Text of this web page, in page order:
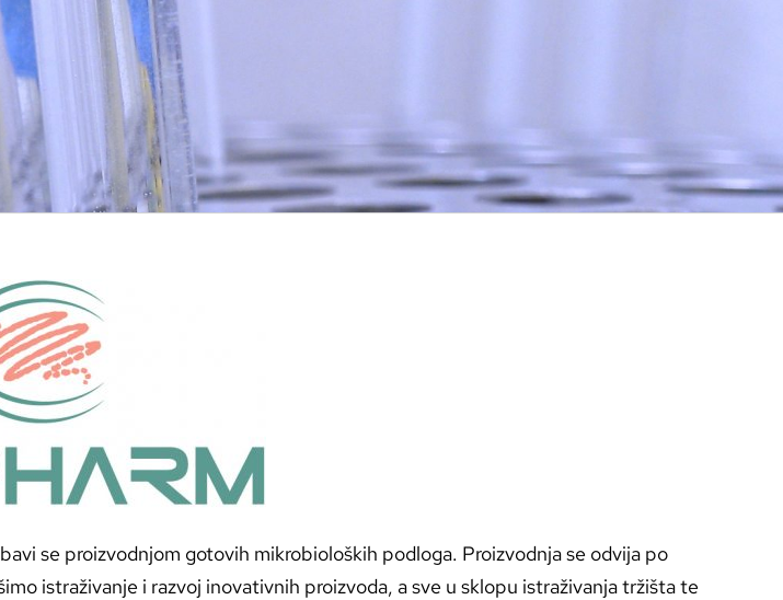
se proizvodnjom gotovih mikrobioloških podloga. Proizvodnja se odvija po
istraživanje i razvoj inovativnih proizvoda, a sve u sklopu istraživanja tržišta te